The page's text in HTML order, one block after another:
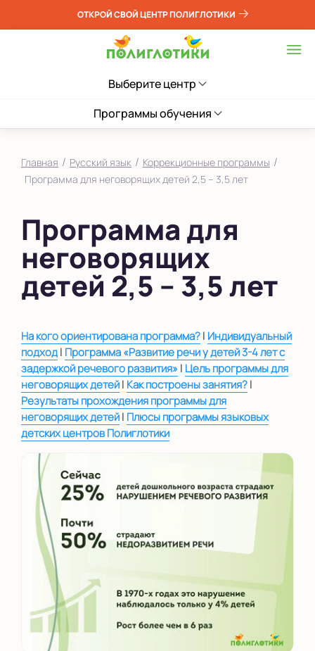
ОТКРОЙ СВОЙ ЦЕНТР ПОЛИГЛОТИКИ
Выберите центр
Программы обучения
Главная / Русский язык / Коррекционные программы /
Программа для неговорящих детей 2,5 – 3,5 лет
Программа для
неговорящих
детей 2,5 – 3,5 лет
На кого ориентирована программа?| Индивидуальный
подход| Программа «Развитие речи у детей 3-4 лет с
задержкой речевого развития»| Цель программы для
неговорящих детей| Как построены занятия?|
Результаты прохождения программы для
неговорящих детей| Плюсы программы языковых
детских центров Полиглотики